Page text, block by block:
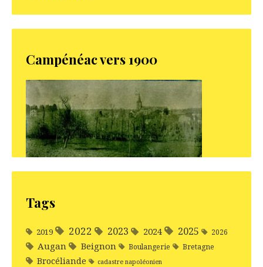
Campénéac vers 1900
Tags
2019 2022 2023 2024 2025 2026
Augan Beignon Boulangerie Bretagne
Brocéliande cadastre napoléonien